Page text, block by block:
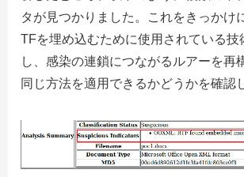
タが見つかりました。これをきっかけ
TFを埋め込むために使用されている技
し、感染の連鎖につながるルアーを再
同じ方法を適用できるかどうかを確認